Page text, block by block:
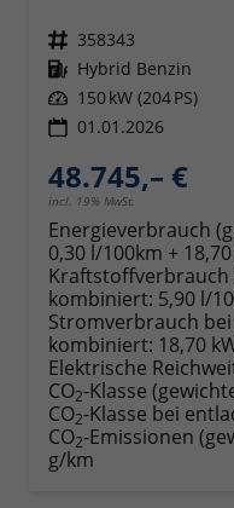
Fahrzeugnr. 358343
Kraftstoff Hybrid Benzin
Leistung 150 kW (204 PS)
01.01.2026
48.745,– €
incl. 19% MwSt.
Energieverbrauch
0,30 l/100km +
kombiniert: 5,90 l/
Stromverbrauch
kombiniert: 18,70
Elektrische
CO2-Klasse
CO2-Klasse bei
CO2-Emissionen
g/km